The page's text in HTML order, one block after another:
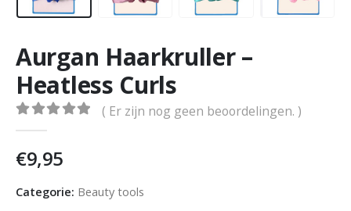
Aurgan Haarkruller –
Heatless Curls
0out of 5
( Er zijn nog geen beoordelingen. )
€9,95
Categorie: Beauty tools